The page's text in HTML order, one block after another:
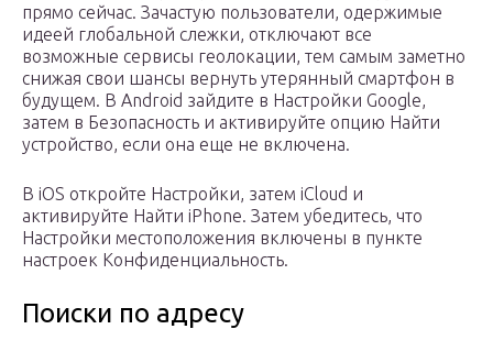
прямо сейчас. Зачастую пользователи, одержимые
идеей глобальной слежки, отключают все
возможные сервисы геолокации, тем самым заметно
снижая свои шансы вернуть утерянный смартфон в
будущем. В Android зайдите в Настройки Google,
затем в Безопасность и активируйте опцию Найти
устройство, если она еще не включена.
В iOS откройте Настройки, затем iCloud и
активируйте Найти iPhone. Затем убедитесь, что
Настройки местоположения включены в пункте
настроек Конфиденциальность.
Поиски по адресу